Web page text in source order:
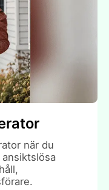
när du